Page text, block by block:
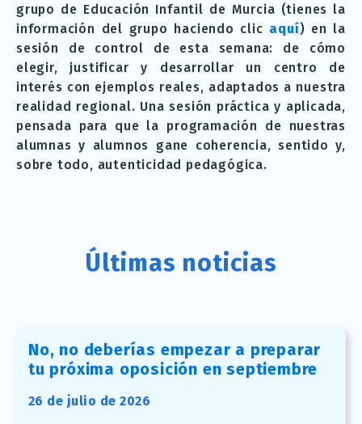
grupo de Educación Infantil de Murcia (tienes la
información del grupo haciendo clic aquí) en la
sesión de control de esta semana: de cómo
elegir, justificar y desarrollar un centro de
interés con ejemplos reales, adaptados a nuestra
realidad regional. Una sesión práctica y aplicada,
pensada para que la programación de nuestras
alumnas y alumnos gane coherencia, sentido y,
sobre todo, autenticidad pedagógica.
Últimas noticias
No, no deberías empezar a preparar
tu próxima oposición en septiembre
26 de julio de 2026